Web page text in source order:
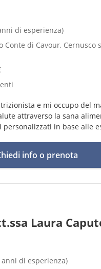
di esperienza)
Conte di Cavour, Cernusco
e mi occupo del
attraverso la sana
in base alle
info o prenota
Laura
di esperienza)